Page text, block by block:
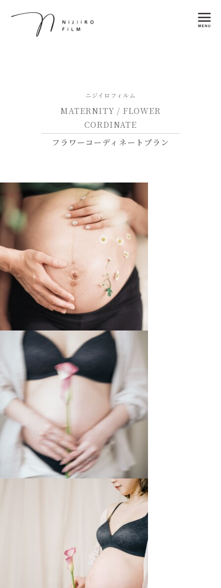
ニジイロフィルム
MATERNITY / FLOWER
CORDINATE
フラワーコーディネートプラン